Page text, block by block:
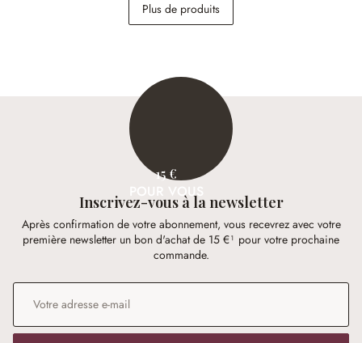
34,95 €
Plus de produits
15 €
POUR VOUS
Inscrivez-vous à la newsletter
Après confirmation de votre abonnement, vous recevrez avec votre
première newsletter un bon d'achat de 15 €¹ pour votre prochaine
commande.
Adresse e-mail